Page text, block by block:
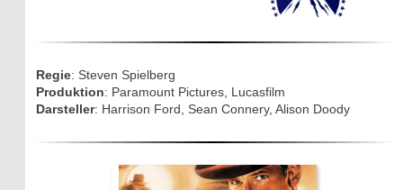
Die Autoren
Regie: Steven Spielberg
Produktion: Paramount Pictures, Lucasfilm
Darsteller: Harrison Ford, Sean Connery, Alison Doody